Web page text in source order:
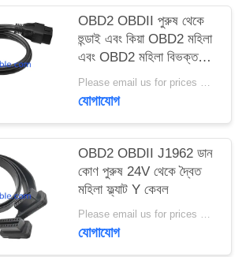
OBD2 OBDII পুরুষ থেকে
হুন্ডাই এবং কিয়া OBD2 মহিলা
এবং OBD2 মহিলা বিভক্তকারী
Y কেবল
Please email us for prices MOQ:100 PCS
যোগাযোগ
OBD2 OBDII J1962 ডান
কোণ পুরুষ 24V থেকে দ্বৈত
মহিলা ফ্ল্যাট Y কেবল
Please email us for prices MOQ:100 PCS
যোগাযোগ